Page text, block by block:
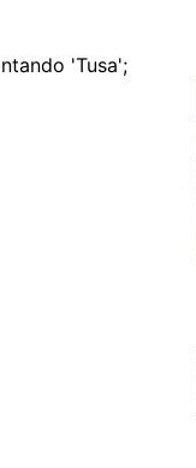
'Tusa';